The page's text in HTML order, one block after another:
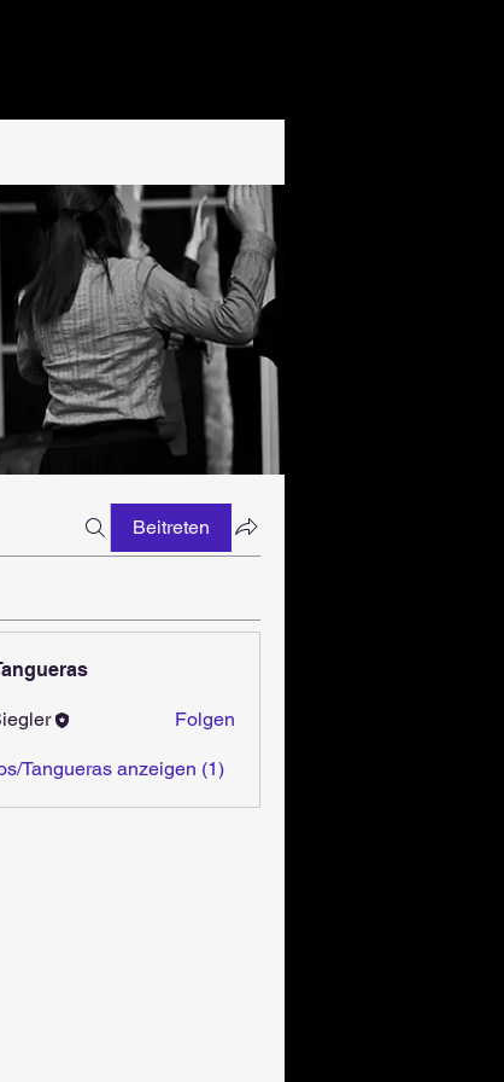
Beitreten
Folgen
Tangueras anzeigen (1)